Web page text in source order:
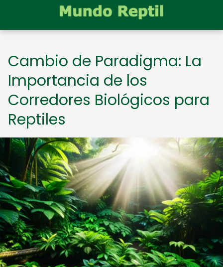
Cambio de Paradigma: La
Importancia de los
Corredores Biológicos para
Reptiles